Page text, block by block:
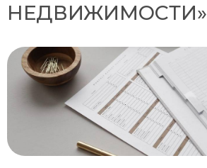
НЕДВИЖИМОСТИ»